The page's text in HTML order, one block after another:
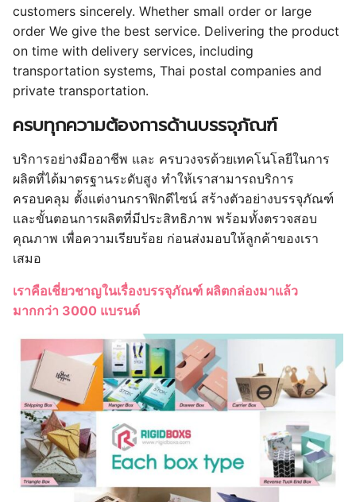
customers sincerely. Whether small order or large
order We give the best service. Delivering the product
on time with delivery services, including
transportation systems, Thai postal companies and
private transportation.
ครบทุกความต้องการด้านบรรจุภัณฑ์
บริการอย่างมืออาชีพ และ ครบวงจรด้วยเทคโนโลยีในการ
ผลิตที่ได้มาตรฐานระดับสูง ทำให้เราสามารถบริการ
ครอบคลุม ตั้งแต่งานกราฟิกดีไซน์ สร้างตัวอย่างบรรจุภัณฑ์
และขั้นตอนการผลิตที่มีประสิทธิภาพ พร้อมทั้งตรวจสอบ
คุณภาพ เพื่อความเรียบร้อย ก่อนส่งมอบให้ลูกค้าของเรา
เสมอ
เราคือเชี่ยวชาญในเรื่องบรรจุภัณฑ์ ผลิตกล่องมาแล้ว
มากกว่า 3000 แบรนด์